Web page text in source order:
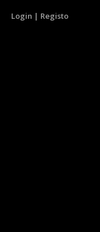
Login | Registo